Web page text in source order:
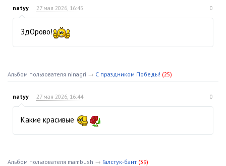
natyy 27 мая 2026, 16:45 0
ЗдОрово!
Альбом пользователя ninagri → С праздником Победы! (25)
natyy 27 мая 2026, 16:44 0
Какие красивые
Альбом пользователя mambush → Галстук-бант (39)